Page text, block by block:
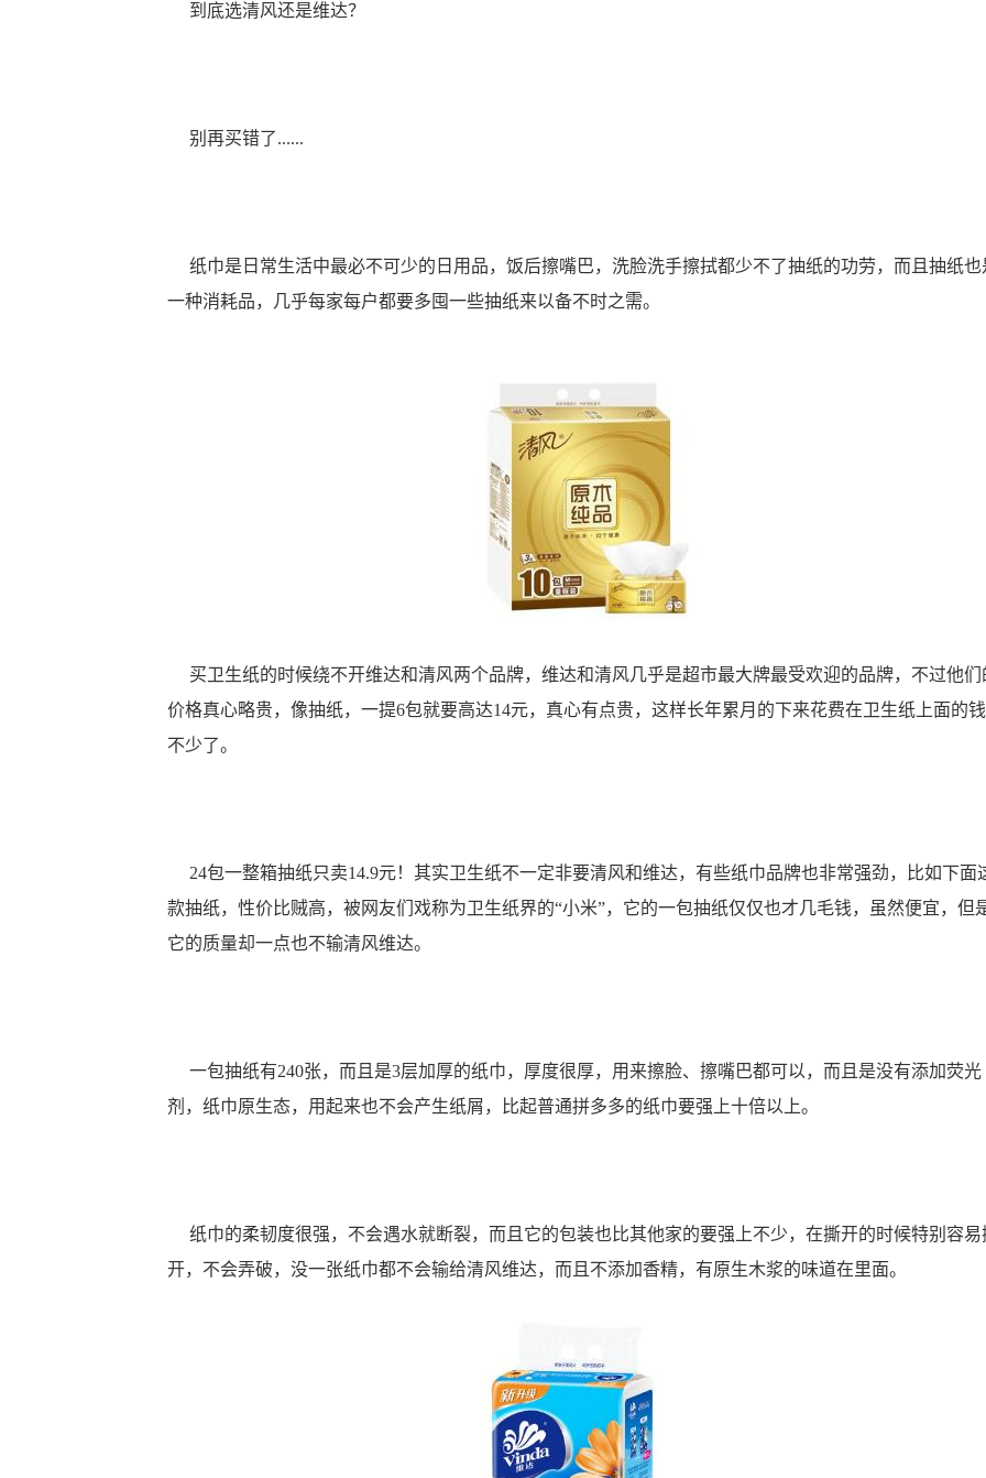
到底选清风还是维达？
别再买错了......
纸巾是日常生活中最必不可少的日用品，饭后擦嘴巴，洗脸洗手擦拭都少不了抽纸的功劳，而且抽纸也
一种消耗品，几乎每家每户都要多囤一些抽纸来以备不时之需。
买卫生纸的时候绕不开维达和清风两个品牌，维达和清风几乎是超市最大牌最受欢迎的品牌，不过他们
价格真心略贵，像抽纸，一提6包就要高达14元，真心有点贵，这样长年累月的下来花费在卫生纸上面的
不少了。
24包一整箱抽纸只卖14.9元！其实卫生纸不一定非要清风和维达，有些纸巾品牌也非常强劲，比如下面
款抽纸，性价比贼高，被网友们戏称为卫生纸界的“小米”，它的一包抽纸仅仅也才几毛钱，虽然便宜，但
它的质量却一点也不输清风维达。
一包抽纸有240张，而且是3层加厚的纸巾，厚度很厚，用来擦脸、擦嘴巴都可以，而且是没有添加荧光
剂，纸巾原生态，用起来也不会产生纸屑，比起普通拼多多的纸巾要强上十倍以上。
纸巾的柔韧度很强，不会遇水就断裂，而且它的包装也比其他家的要强上不少，在撕开的时候特别容易
开，不会弄破，没一张纸巾都不会输给清风维达，而且不添加香精，有原生木浆的味道在里面。